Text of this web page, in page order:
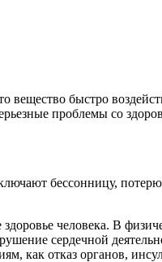
быстро
проблемы со
бессонницу,
человека. В
сердечной
как отказ органов,